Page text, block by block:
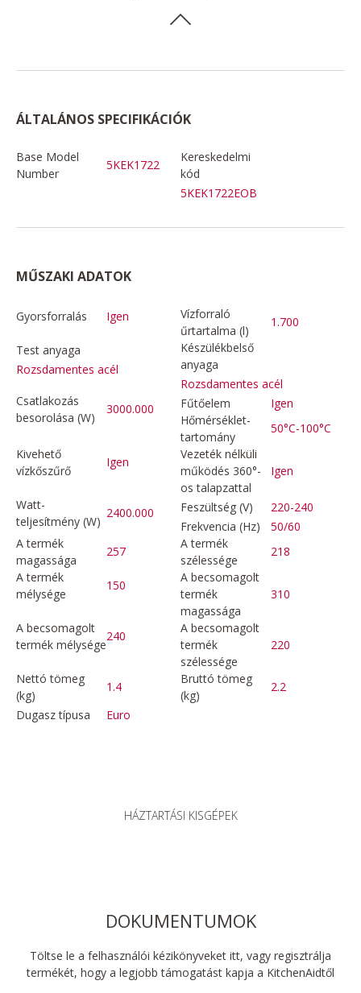
ÁLTALÁNOS SPECIFIKÁCIÓK
Base Model
Number
5KEK1722
Kereskedelmi
kód
5KEK1722EOB
MŰSZAKI ADATOK
Gyorsforralás Igen
Vízforraló
űrtartalma (l)
1.700
Test anyaga
Rozsdamentes acél
Készülékbelső
anyaga
Rozsdamentes acél
Csatlakozás
besorolása (W)
3000.000 Fűtőelem
Igen
Hőmérséklet-
tartomány
50°C-100°C
Kivehető
vízkőszűrő
Igen
Vezeték nélküli
működés 360°-
os talapzattal
Igen
Watt-
teljesítmény (W)
2400.000 Feszültség (V)
220-240
Frekvencia (Hz)
50/60
A termék
magassága
257
A termék
szélessége
218
A termék
mélysége
150
A becsomagolt
termék
magassága
310
A becsomagolt
termék mélysége
240
A becsomagolt
termék
szélessége
220
Nettó tömeg
(kg)
1.4
Bruttó tömeg
(kg)
2.2
Dugasz típusa
Euro
HÁZTARTÁSI KISGÉPEK
DOKUMENTUMOK
Töltse le a felhasználói kézikönyveket itt, vagy regisztrálja
termékét, hogy a legjobb támogatást kapja a KitchenAidtől